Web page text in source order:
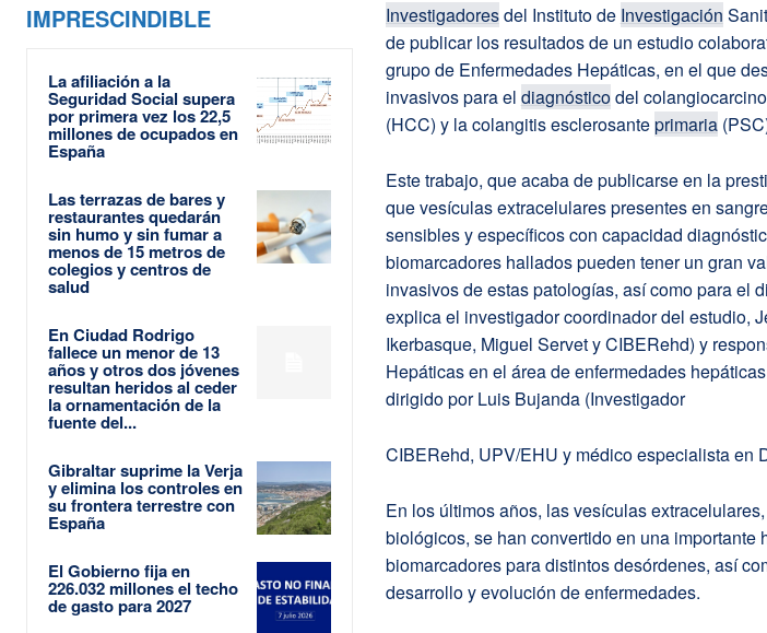
IMPRESCINDIBLE
La afiliación a la
Seguridad Social supera
por primera vez los 22,5
millones de ocupados en
España
Las terrazas de bares y
restaurantes quedarán
sin humo y sin fumar a
menos de 15 metros de
colegios y centros de
salud
En Ciudad Rodrigo
fallece un menor de 13
años y otros dos jóvenes
resultan heridos al ceder
la ornamentación de la
fuente del...
Gibraltar suprime la Verja
y elimina los controles en
su frontera terrestre con
España
El Gobierno fija en
226.032 millones el techo
de gasto para 2027
Investigadoresdel Instituto de Investigación
de publicar los resultados de un estudio
grupo de Enfermedades Hepáticas, en el que
invasivos para el diagnósticodel
(HCC) y la colangitis esclerosanteprimaria
Este trabajo, que acaba de publicarse en la
que vesículas extracelulares presentes en
sensibles y específicos con capacidad
biomarcadores hallados pueden tener un gran
invasivos de estas patologías, así como para el
explica el investigador coordinador del estudio,
Ikerbasque, Miguel Servet y CIBERehd) y
Hepáticas en el área de enfermedades
dirigido por Luis Bujanda (Investigador
CIBERehd, UPV/EHU y médico especialista en
En los últimos años, las vesículas
biológicos, se han convertido en una importante
biomarcadores para distintos desórdenes, así
desarrollo y evolución de enfermedades.